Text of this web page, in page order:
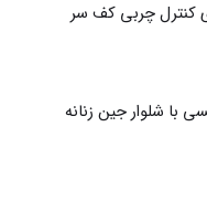
کنترل چربی کف سر
با شلوار جین زنانه